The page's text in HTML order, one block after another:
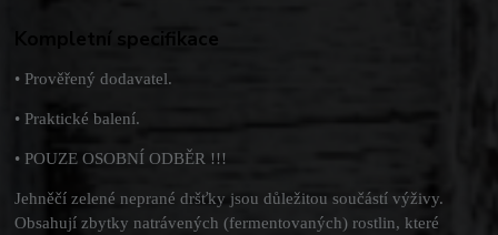
Kompletní specifikace
• Prověřený dodavatel.
• Praktické balení.
• POUZE OSOBNÍ ODBĚR !!!
Jehněčí zelené neprané dršťky jsou důležitou součástí výživy.
Obsahují zbytky natrávených (fermentovaných) rostlin, které